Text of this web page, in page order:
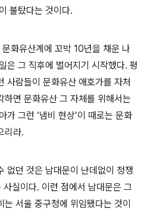
불탔다는 것이다.
화유산계에 꼬박 10년을 채운 나
은 그 직후에 벌어지기 시작했다. 평
사람들이 문화유산 애호가를 자처
하면 문화유산 그 자체를 위해서는
가 그런 ‘냄비 현상’이 때로는 문화
리라.
없던 것은 남대문이 난데없이 정쟁
실이다. 이런 점에서 남대문은 그
서울 중구청에 위임됐다는 것이